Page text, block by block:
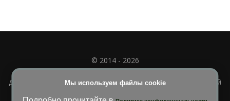
Мы используем файлы cookie
© 2014 - 2026
Полное или частичное использование материала
допускается только при наличии активной и индексируемой